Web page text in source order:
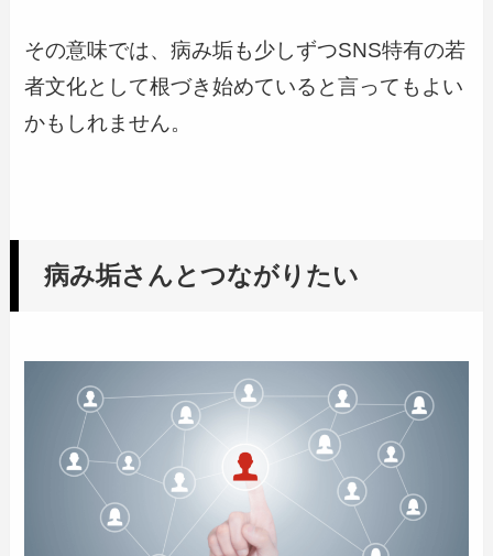
その意味では、病み垢も少しずつSNS特有の若
者文化として根づき始めていると言ってもよい
かもしれません。
病み垢さんとつながりたい